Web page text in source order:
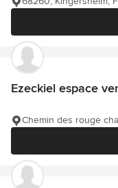
Ezeckiel espace
Chemin des rouge